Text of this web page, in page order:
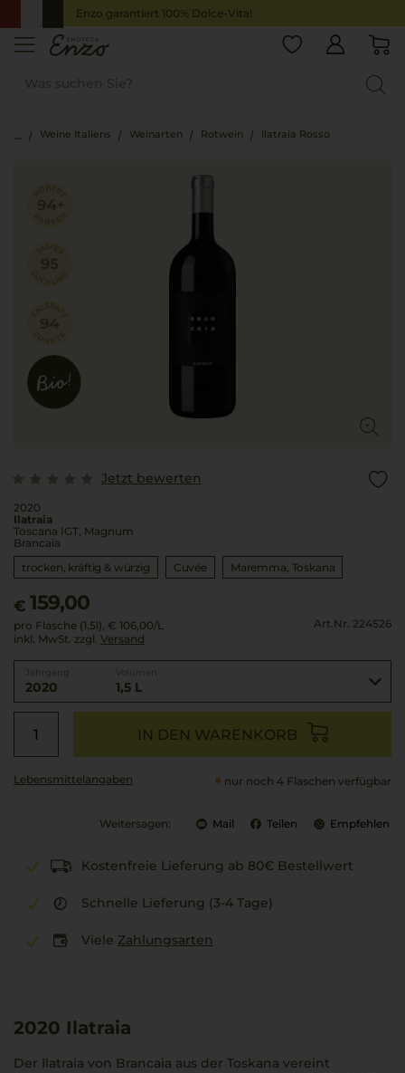
Enzo garantiert 100% Dolce-Vita!
Weine Italiens Weinarten Rotwein Ilatraia Rosso
Jetzt bewerten
2020
Ilatraia
Toscana IGT, Magnum
Brancaia
trocken, kräftig & würzig
Cuvée Maremma Toskana
€ 159,00
pro Flasche (1.5l), € 106,00/L
inkl. MwSt. zzgl. Versand
Art.Nr. 224526
2020 1,5 L
IN DEN WARENKORB
Lebensmittel­angaben nur noch 4 Flaschen verfügbar
Weitersagen: Mail Teilen Empfehlen
Kostenfreie Lieferung ab 80€ Bestellwert
Schnelle Lieferung (3-4 Tage)
Viele Zahlungsarten
2020 Ilatraia
Der Ilatraia von Brancaia aus der Toskana vereint